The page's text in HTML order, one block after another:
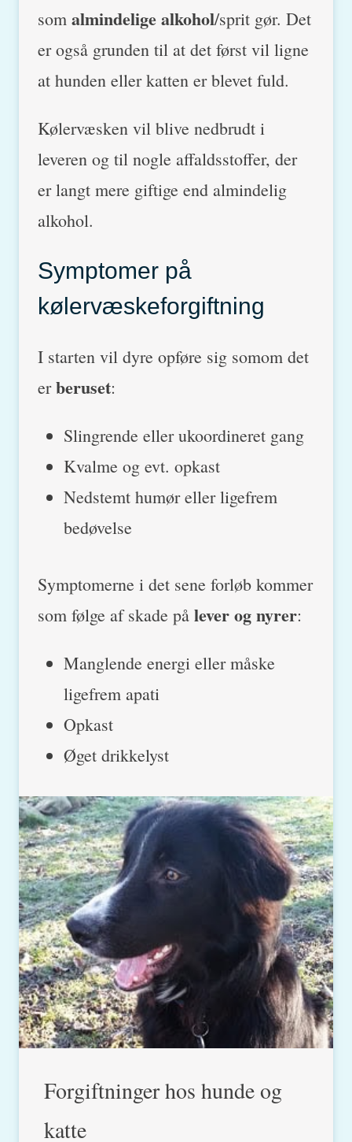
som almindelige alkohol/sprit gør. Det
er også grunden til at det først vil ligne
at hunden eller katten er blevet fuld.
Kølervæsken vil blive nedbrudt i
leveren og til nogle affaldsstoffer, der
er langt mere giftige end almindelig
alkohol.
Symptomer på
kølervæskeforgiftning
I starten vil dyre opføre sig somom det
erberuset:
Slingrende eller ukoordineret gang
Kvalme og evt. opkast
Nedstemt humør eller ligefrem
bedøvelse
Symptomerne i det sene forløb kommer
som følge af skade på lever og nyrer:
Manglende energi eller måske
ligefrem apati
Opkast
Øget drikkelyst
Forgiftninger hos hunde og
katte